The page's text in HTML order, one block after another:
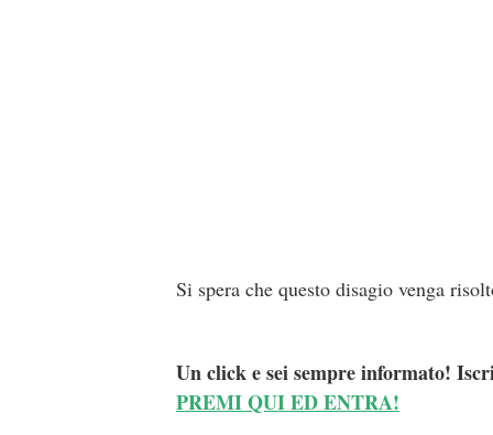
Si spera che questo disagio venga
Un click e sei sempre informato!
PREMI QUI ED ENTRA!